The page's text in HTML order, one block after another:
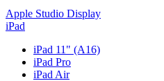
Apple Studio Display
iPad
iPad 11" (A16)
iPad Pro
iPad Air